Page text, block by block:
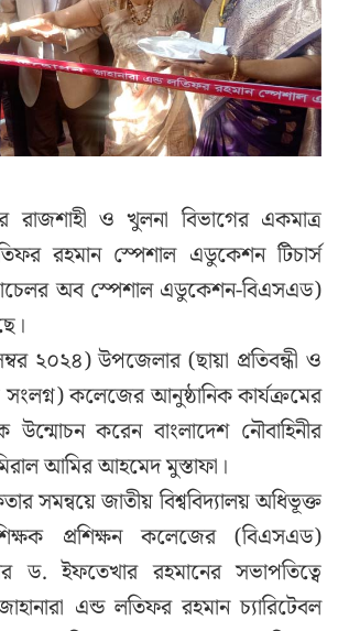
রাজশাহী ও খুলনা বিভাগের একমাত্র
রহমান স্পেশাল এডুকেশন টিচার্স
অব স্পেশাল এডুকেশন-বিএসএড)
২০২৪) উপজেলার (ছায়া প্রতিবন্ধী ও
সংলগ্ন) কলেজের আনুষ্ঠানিক কার্যক্রমের
উন্মোচন করেন বাংলাদেশ নৌবাহিনীর
আমির আহমেদ মুস্তাফা।
সমন্বয়ে জাতীয় বিশ্ববিদ্যালয় অধিভূক্ত
প্রশিক্ষন কলেজের (বিএসএড)
ড. ইফতেখার রহমানের সভাপতিত্বে
এন্ড লতিফর রহমান চ্যারিটেবল